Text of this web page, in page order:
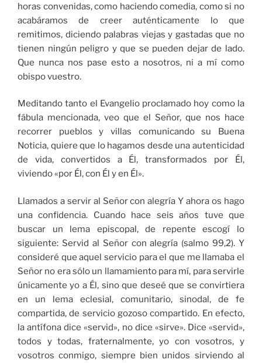
horas convenidas, como haciendo comedia, como si no
acabáramos de creer auténticamente lo que
remitimos, diciendo palabras viejas y gastadas que no
tienen ningún peligro y que se pueden dejar de lado.
Que nunca nos pase esto a nosotros, ni a mí como
obispo vuestro.
Meditando tanto el Evangelio proclamado hoy como la
fábula mencionada, veo que el Señor, que nos hace
recorrer pueblos y villas comunicando su Buena
Noticia, quiere que lo hagamos desde una autenticidad
de vida, convertidos a Él, transformados por Él,
viviendo «por Él, con Él y en Él».
Llamados a servir al Señor con alegría Y ahora os hago
una confidencia. Cuando hace seis años tuve que
buscar un lema episcopal, de repente escogí lo
siguiente: Servid al Señor con alegría (salmo 99,2). Y
consideré que aquel servicio para el que me llamaba el
Señor no era sólo un llamamiento para mí, para servirle
únicamente yo a Él, sino que deseé que se convirtiera
en un lema eclesial, comunitario, sinodal, de fe
compartida, de servicio gozoso compartido. En efecto,
la antífona dice «servid», no dice «sirve». Dice «servid»,
todos y todas, fraternalmente, yo con vosotros, y
vosotros conmigo, siempre bien unidos sirviendo al